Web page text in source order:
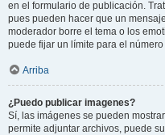
en el formulario de publicación.
pues pueden hacer que un
moderador borre el tema o los
puede fijar un límite para el
Arriba
¿Puedo publicar imagenes?
Sí, las imágenes se pueden
permite adjuntar archivos, puede